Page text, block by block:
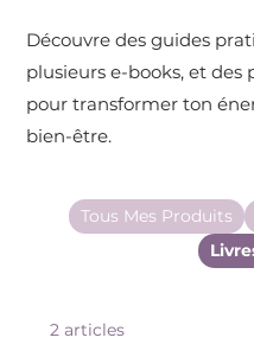
Découvre des guides
plusieurs e-books, et des
pour transformer ton
bien-être.
Tous Mes Produits
2 articles